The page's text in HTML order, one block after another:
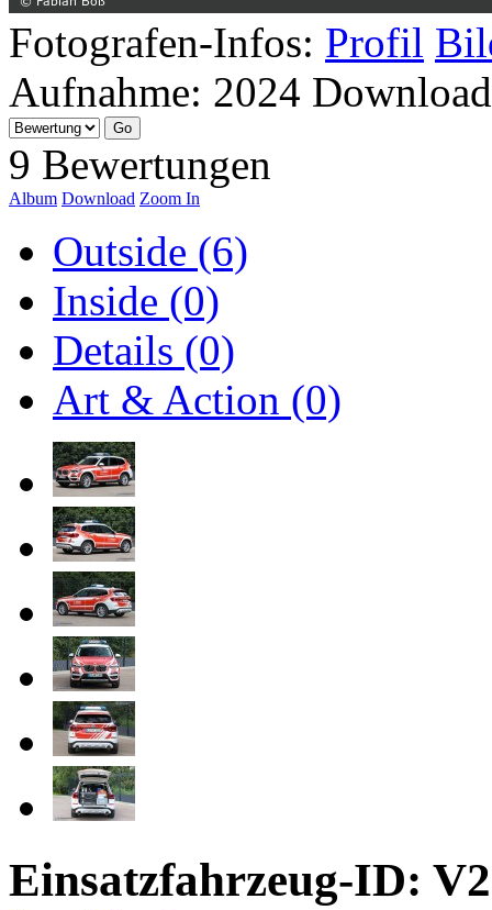
Fotografen-Infos: Profil
Aufnahme: 2024
9 Bewertungen
Album Download Zoom In
Outside (6)
Inside (0)
Details (0)
Art & Action (0)
Einsatzfahrzeug-ID: